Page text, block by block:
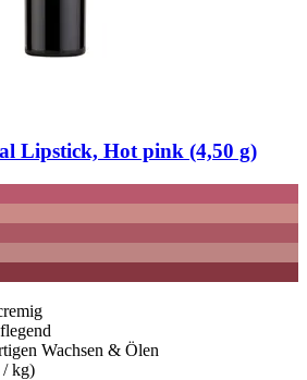
Lipstick, Hot pink (4,50 g)
Wachsen & Ölen
/ kg)